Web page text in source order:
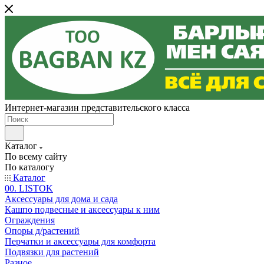
Интернет-магазин представительского класса
Каталог
По всему сайту
По каталогу
Каталог
00. LISTOK
Аксессуары для дома и сада
Кашпо подвесные и аксессуары к ним
Ограждения
Опоры д/растений
Перчатки и аксессуары для комфорта
Подвязки для растений